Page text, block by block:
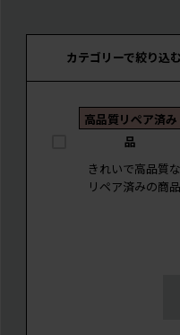
カテゴリーで絞り込む
高品質リペア済み
品
きれいで高品質な
リペア済みの商品